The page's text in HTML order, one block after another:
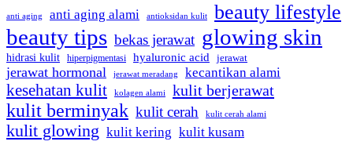
anti aging anti aging alami antioksidan kulit beauty lifestyle
beauty tips bekas jerawat glowing skin
hidrasi kulit hiperpigmentasi hyaluronic acid jerawat
jerawat hormonal jerawat meradang kecantikan alami
kesehatan kulit kolagen alami kulit berjerawat
kulit berminyak kulit cerah kulit cerah alami
kulit glowing kulit kering kulit kusam